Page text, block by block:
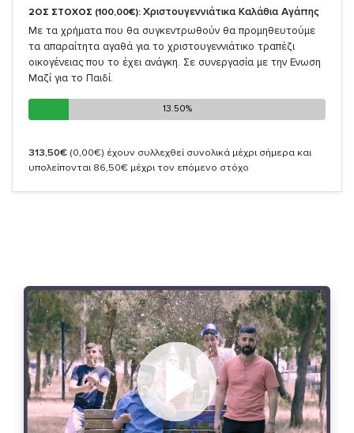
2ΟΣ ΣΤΟΧΟΣ (100,00€): Χριστουγεννιάτικα Καλάθια Αγάπης
Με τα χρήματα που θα συγκεντρωθούν θα προμηθευτούμε
τα απαραίτητα αγαθά για το χριστουγεννιάτικο τραπέζι
οικογένειας που το έχει ανάγκη. Σε συνεργασία με την Ενωση
Μαζί για το Παιδί.
13.50%
13.50%
313,50€ (0,00€) έχουν συλλεχθεί συνολικά μέχρι σήμερα και
υπολείπονται 86,50€ μέχρι τον επόμενο στόχο